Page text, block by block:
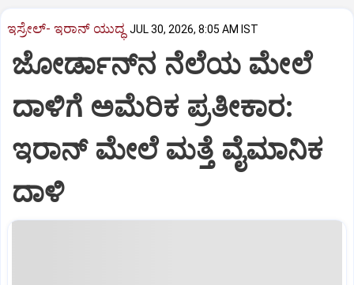
ಇಸ್ರೇಲ್- ಇರಾನ್‌ ಯುದ್ಧ JUL 30, 2026, 8:05 AM IST
ಜೋರ್ಡಾನ್‌ನ ನೆಲೆಯ ಮೇಲೆ
ದಾಳಿಗೆ ಅಮೆರಿಕ ಪ್ರತೀಕಾರ:
ಇರಾನ್ ಮೇಲೆ ಮತ್ತೆ ವೈಮಾನಿಕ
ದಾಳಿ